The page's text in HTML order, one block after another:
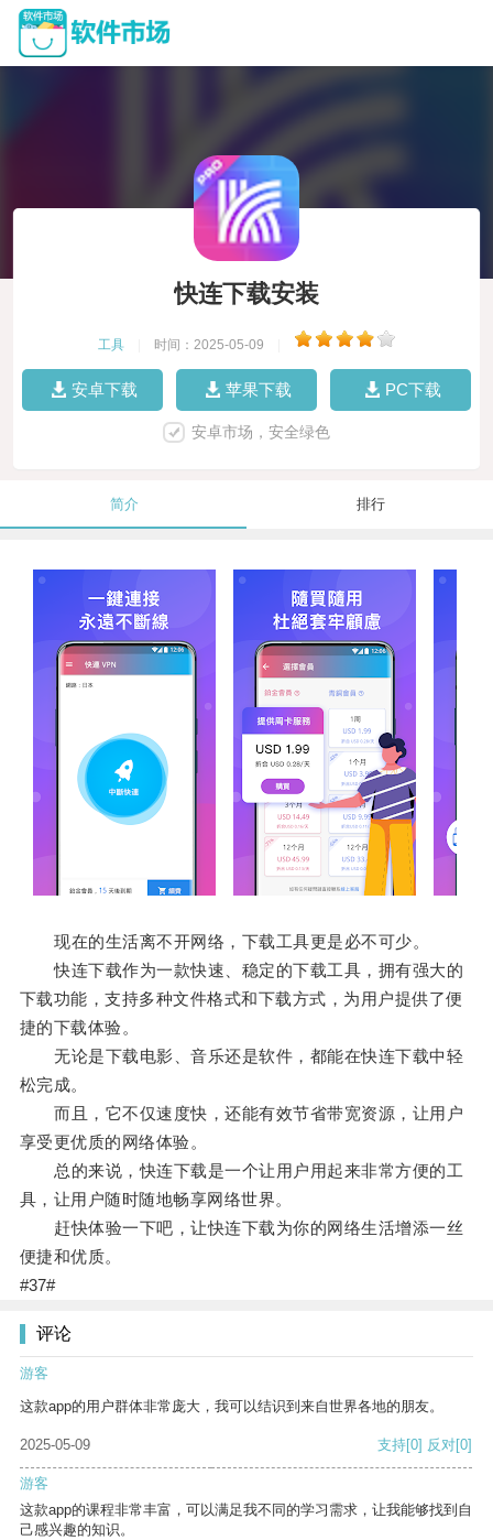
快连下载安装
工具 时间：2025-05-09
安卓下载 苹果下载 PC下载
安卓市场，安全绿色
简介 排行
现在的生活离不开网络，下载工具更是必不可少。
快连下载作为一款快速、稳定的下载工具，拥有强大的
下载功能，支持多种文件格式和下载方式，为用户提供了便
捷的下载体验。
无论是下载电影、音乐还是软件，都能在快连下载中轻
松完成。
而且，它不仅速度快，还能有效节省带宽资源，让用户
享受更优质的网络体验。
总的来说，快连下载是一个让用户用起来非常方便的工
具，让用户随时随地畅享网络世界。
赶快体验一下吧，让快连下载为你的网络生活增添一丝
便捷和优质。
#37#
评论
游客
这款app的用户群体非常庞大，我可以结识到来自世界各地的朋友。
2025-05-09 支持[0] 反对[0]
游客
这款app的课程非常丰富，可以满足我不同的学习需求，让我能够找到自
己感兴趣的知识。